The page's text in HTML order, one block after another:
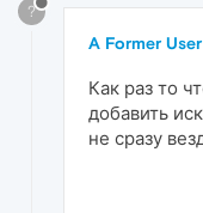
?
A Former User
Как раз то
добавить
не сразу